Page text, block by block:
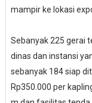
mampir ke lokasi
Sebanyak 225 gerai
dinas dan instansi
sebanyak 184 siap
Rp350.000 per